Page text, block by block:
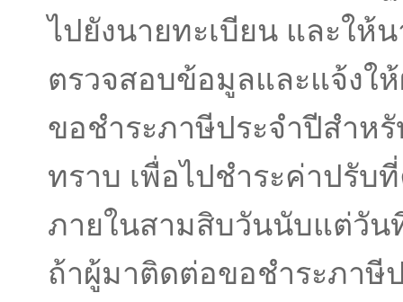
ไปยังนายทะเบียน และให้
ตรวจสอบข้อมูลและแจ้งใ
ขอชําระภาษีประจําปีสําห
ทราบ เพื่อไปชําระค่าปรับ
ภายในสามสิบวันนับแต่วัน
ถ้าผู้มาติดต่อขอชําระภาษี